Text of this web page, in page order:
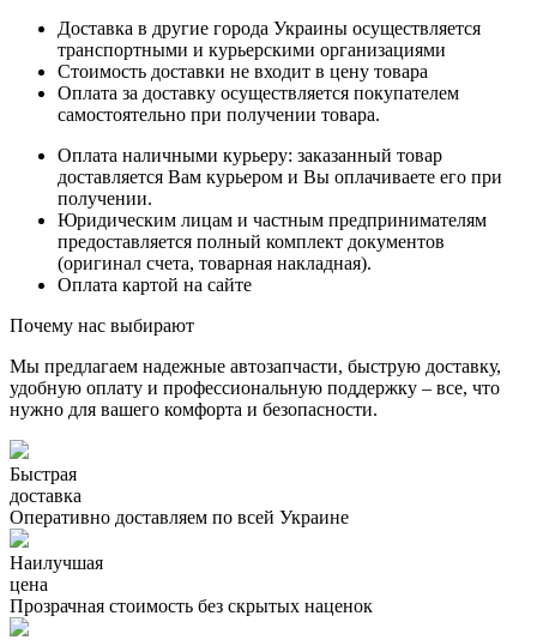
Доставка в другие города Украины осуществляется
транспортными и курьерскими организациями
Стоимость доставки не входит в цену товара
Оплата за доставку осуществляется покупателем
самостоятельно при получении товара.
Оплата наличными курьеру: заказанный товар
доставляется Вам курьером и Вы оплачиваете его при
получении.
Юридическим лицам и частным предпринимателям
предоставляется полный комплект документов
(оригинал счета, товарная накладная).
Оплата картой на сайте
Почему нас выбирают
Мы предлагаем надежные автозапчасти, быструю доставку,
удобную оплату и профессиональную поддержку – все, что
нужно для вашего комфорта и безопасности.
Быстрая
доставка
Оперативно доставляем по всей Украине
Наилучшая
цена
Прозрачная стоимость без скрытых наценок